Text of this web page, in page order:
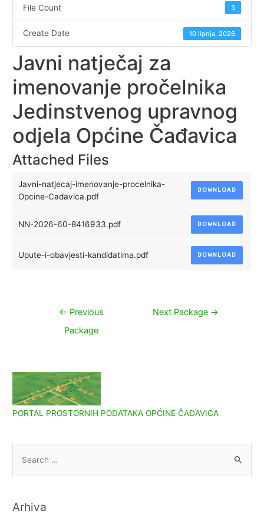
File Count 3
Create Date 10 lipnja, 2026
Javni natječaj za
imenovanje pročelnika
Jedinstvenog upravnog
odjela Općine Čađavica
Attached Files
Javni-natjecaj-imenovanje-procelnika-
Opcine-Cadavica.pdf
DOWNLOAD
NN-2026-60-8416933.pdf DOWNLOAD
Upute-i-obavjesti-kandidatima.pdf DOWNLOAD
Navigacija
← Previous
Package
Next Package →
PORTAL PROSTORNIH PODATAKA OPĆINE ČAĐAVICA
Arhiva